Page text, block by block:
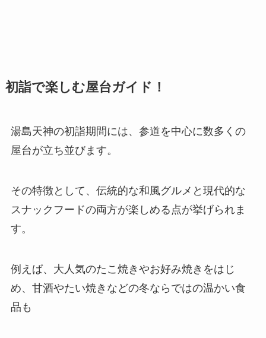
初詣で楽しむ屋台ガイド！
湯島天神の初詣期間には、参道を中心に数多くの
屋台が立ち並びます。
その特徴として、伝統的な和風グルメと現代的な
スナックフードの両方が楽しめる点が挙げられま
す。
例えば、大人気のたこ焼きやお好み焼きをはじ
め、甘酒やたい焼きなどの冬ならではの温かい食
品も